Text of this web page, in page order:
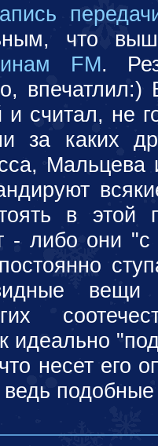
что
FM.
и считал, не
за каких
Мальцева
в этой
- либо они "с
идеально
несет его
ведь